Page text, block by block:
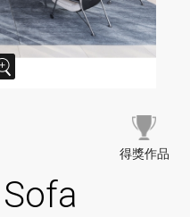
得獎作品